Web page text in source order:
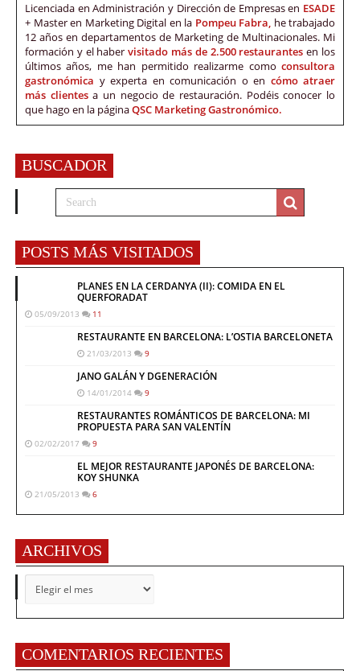
Licenciada en Administración y Dirección de Empresas en ESADE
+ Master en Marketing Digital en la Pompeu Fabra, he trabajado
12 años en departamentos de Marketing de Multinacionales. Mi
formación y el habervisitado más de 2.500 restaurantes en los
últimos años, me han permitido realizarme como consultora
gastronómica y experta en comunicación o en cómo atraer
más clientes a un negocio de restauración. Podéis conocer lo
que hago en la páginaQSC Marketing Gastronómico.
BUSCADOR
POSTS MÁS VISITADOS
PLANES EN LA CERDANYA (II): COMIDA EN EL
QUERFORADAT
05/09/2013 11
RESTAURANTE EN BARCELONA: L’OSTIA BARCELONETA
21/03/2013 9
JANO GALÁN Y DGENERACIÓN
14/01/2014 9
RESTAURANTES ROMÁNTICOS DE BARCELONA: MI
PROPUESTA PARA SAN VALENTÍN
02/02/2017 9
EL MEJOR RESTAURANTE JAPONÉS DE BARCELONA:
KOY SHUNKA
21/05/2013 6
ARCHIVOS
COMENTARIOS RECIENTES